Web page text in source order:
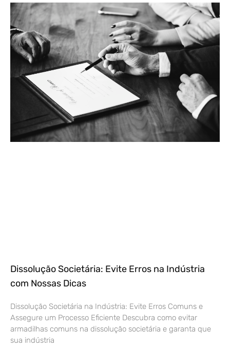
Dissolução Societária: Evite Erros na Indústria
com Nossas Dicas
Dissolução Societária na Indústria: Evite Erros Comuns e
Assegure um Processo Eficiente Descubra como evitar
armadilhas comuns na dissolução societária e garanta que
sua indústria